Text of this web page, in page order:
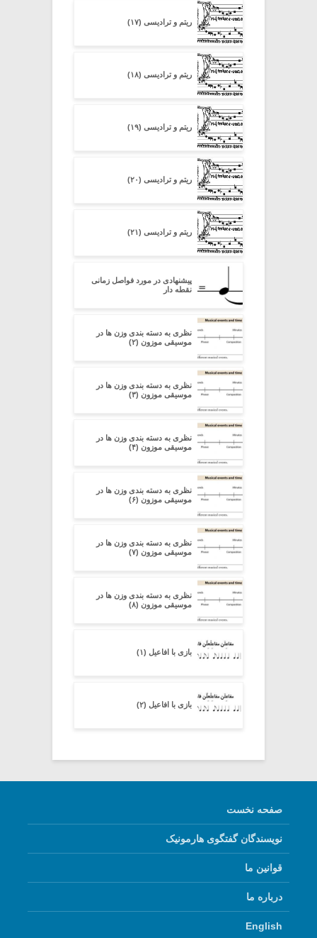
ریتم و ترادیسی (۱۷)
ریتم و ترادیسی (۱۸)
ریتم و ترادیسی (۱۹)
ریتم و ترادیسی (۲۰)
ریتم و ترادیسی (۲۱)
پیشنهادی در مورد فواصل زمانی
نقطه دار
نظری به دسته ‏بندی وزن‏ ها در
موسیقی موزون (۲)
نظری به دسته ‏بندی وزن‏ ها در
موسیقی موزون (۳)
نظری به دسته ‏بندی وزن‏ ها در
موسیقی موزون (۴)
نظری به دسته ‏بندی وزن‏ ها در
موسیقی موزون (۶)
نظری به دسته ‏بندی وزن‏ ها در
موسیقی موزون (۷)
نظری به دسته ‏بندی وزن‏ ها در
موسیقی موزون (۸)
بازی با افاعیل (۱)
بازی با افاعیل (۲)
صفحه نخست
نویسندگان گفتگوی هارمونیک
قوانین ما
درباره ما
English